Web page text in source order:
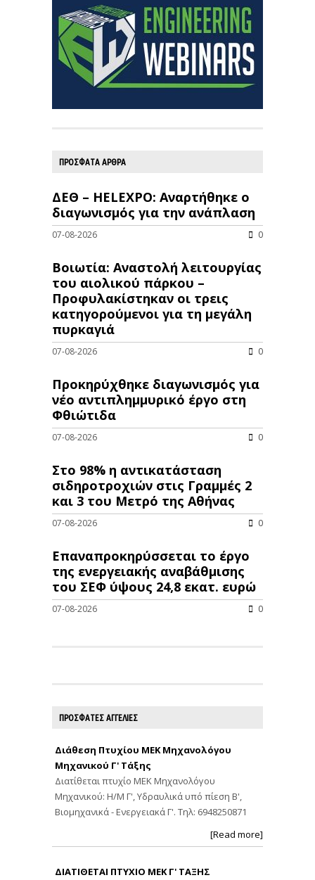
ΠΡΟΣΦΑΤΑ ΑΡΘΡΑ
ΔΕΘ – HELEXPO: Αναρτήθηκε ο
διαγωνισμός για την ανάπλαση
07-08-2026 0
Βοιωτία: Αναστολή λειτουργίας
του αιολικού πάρκου –
Προφυλακίστηκαν οι τρεις
κατηγορούμενοι για τη μεγάλη
πυρκαγιά
07-08-2026 0
Προκηρύχθηκε διαγωνισμός για
νέo αντιπλημμυρικό έργο στη
Φθιώτιδα
07-08-2026 0
Στο 98% η αντικατάσταση
σιδηροτροχιών στις Γραμμές 2
και 3 του Μετρό της Αθήνας
07-08-2026 0
Επαναπροκηρύσσεται το έργο
της ενεργειακής αναβάθμισης
του ΣΕΦ ύψους 24,8 εκατ. ευρώ
07-08-2026 0
ΠΡΟΣΦΑΤΕΣ ΑΓΓΕΛΙΕΣ
Διάθεση Πτυχίου ΜΕΚ Μηχανολόγου
Μηχανικού Γ' Τάξης
Διατίθεται πτυχίο ΜΕΚ Μηχανολόγου
Μηχανικού: Η/Μ Γ', Υδραυλικά υπό πίεση Β',
Βιομηχανικά - Ενεργειακά Γ'. Τηλ: 6948250871
[Read more]
ΔΙΑΤΙΘΕΤΑΙ ΠΤΥΧΙΟ ΜΕΚ Γ' ΤΑΞΗΣ